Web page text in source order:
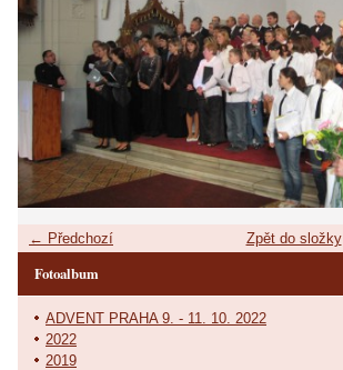
← Předchozí Zpět do složky
Fotoalbum
ADVENT PRAHA 9. - 11. 10. 2022
2022
2019